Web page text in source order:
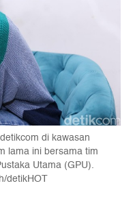
di kawasan
lama ini bersama tim
Utama (GPU).
detikHOT